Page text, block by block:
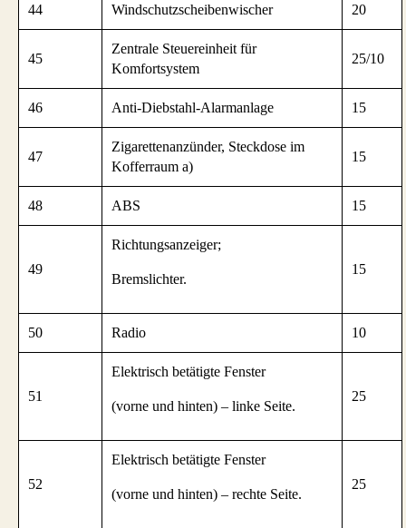
44 Windschutzscheibenwischer 20
45
Zentrale Steuereinheit für
Komfortsystem
25/10
46 Anti-Diebstahl-Alarmanlage 15
47
Zigarettenanzünder, Steckdose im
Kofferraum a)
15
48 ABS 15
49
Richtungsanzeiger;
Bremslichter.
15
50 Radio 10
51
Elektrisch betätigte Fenster
(vorne und hinten) – linke Seite.
25
52
Elektrisch betätigte Fenster
(vorne und hinten) – rechte Seite.
25